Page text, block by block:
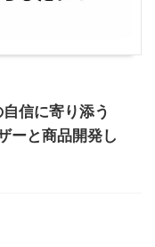
信に寄り添う
ーと商品開発し